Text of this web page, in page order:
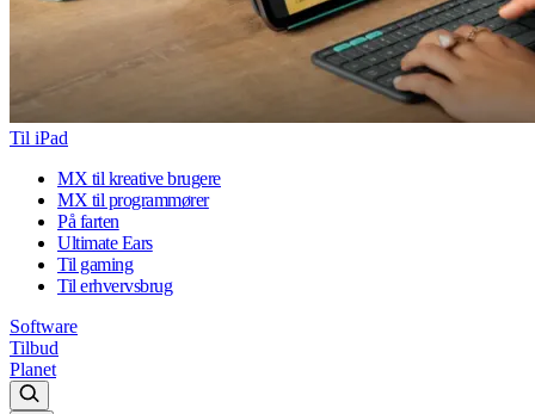
Til iPad
MX til kreative brugere
MX til programmører
På farten
Ultimate Ears
Til gaming
Til erhvervsbrug
Software
Tilbud
Planet